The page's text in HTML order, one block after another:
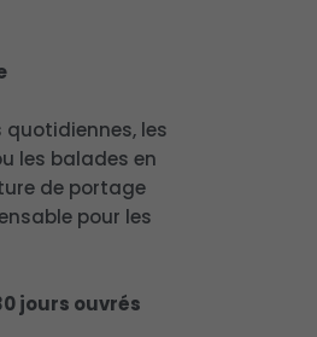
quotidiennes, les
les balades en
de portage
pour les
jours ouvrés